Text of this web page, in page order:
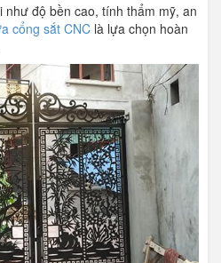
độ bền cao, tính thẩm mỹ, an
cổng sắt CNC là lựa chọn hoàn